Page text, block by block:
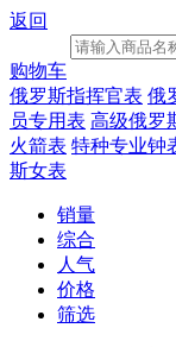
返回
购物车
俄罗斯指挥官表 俄
员专用表 高级俄罗
火箭表 特种专业钟
斯女表
销量
综合
人气
价格
筛选